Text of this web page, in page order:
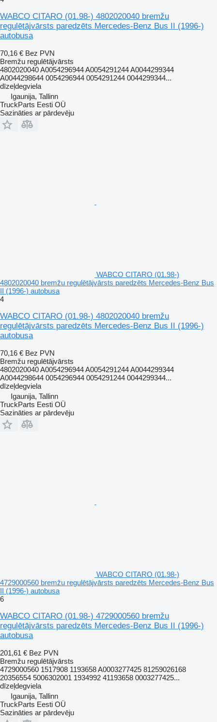
WABCO CITARO (01.98-) 4802020040 bremžu
regulētājvārsts paredzēts Mercedes-Benz Bus II (1996-)
autobusa
70,16 € Bez PVN
Bremžu regulētājvārsts
4802020040 A0054296944 A0054291244 A0044299344
A0044298644 0054296944 0054291244 0044299344...
dīzeļdegviela
Igaunija, Tallinn
TruckParts Eesti OÜ
Sazināties ar pārdevēju
WABCO CITARO (01.98-)
4802020040 bremžu regulētājvārsts paredzēts Mercedes-Benz Bus
II (1996-) autobusa
4
WABCO CITARO (01.98-) 4802020040 bremžu
regulētājvārsts paredzēts Mercedes-Benz Bus II (1996-)
autobusa
70,16 € Bez PVN
Bremžu regulētājvārsts
4802020040 A0054296944 A0054291244 A0044299344
A0044298644 0054296944 0054291244 0044299344...
dīzeļdegviela
Igaunija, Tallinn
TruckParts Eesti OÜ
Sazināties ar pārdevēju
WABCO CITARO (01.98-)
4729000560 bremžu regulētājvārsts paredzēts Mercedes-Benz Bus
II (1996-) autobusa
6
WABCO CITARO (01.98-) 4729000560 bremžu
regulētājvārsts paredzēts Mercedes-Benz Bus II (1996-)
autobusa
201,61 € Bez PVN
Bremžu regulētājvārsts
4729000560 1517908 1193658 A0003277425 81259026168
20356554 5006302001 1934992 41193658 0003277425...
dīzeļdegviela
Igaunija, Tallinn
TruckParts Eesti OÜ
Sazināties ar pārdevēju